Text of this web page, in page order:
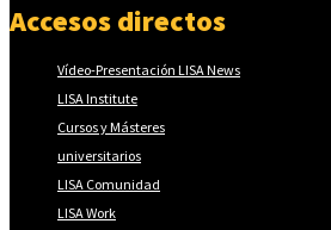
Accesos directos
Vídeo-Presentación LISA News
LISA Institute
Cursos y Másteres
universitarios
LISA Comunidad
LISA Work